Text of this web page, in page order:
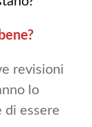
revisioni
lo
di essere